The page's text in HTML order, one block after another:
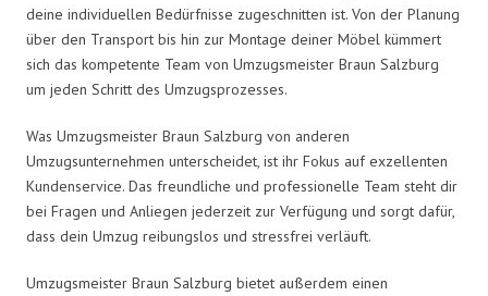
deine individuellen Bedürfnisse zugeschnitten ist. Von der Planung
über den Transport bis hin zur Montage deiner Möbel kümmert
sich das kompetente Team von Umzugsmeister Braun Salzburg
um jeden Schritt des Umzugsprozesses.
Was Umzugsmeister Braun Salzburg von anderen
Umzugsunternehmen unterscheidet, ist ihr Fokus auf exzellenten
Kundenservice. Das freundliche und professionelle Team steht dir
bei Fragen und Anliegen jederzeit zur Verfügung und sorgt dafür,
dass dein Umzug reibungslos und stressfrei verläuft.
Umzugsmeister Braun Salzburg bietet außerdem einen